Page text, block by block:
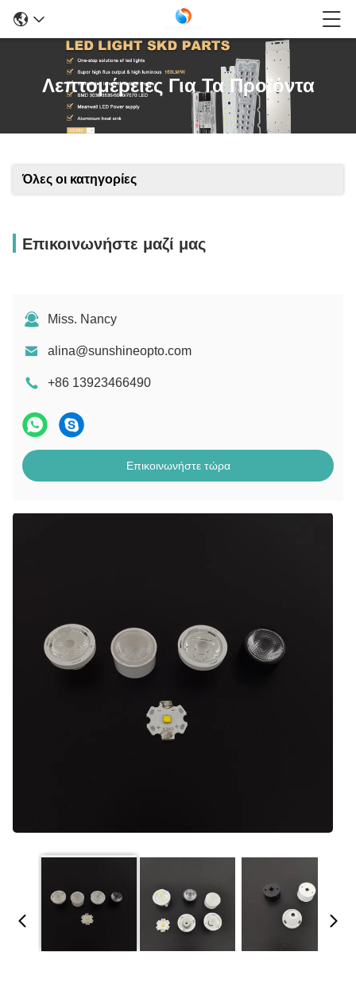
Λεπτομέρειες Για Τα Προϊόντα
Όλες οι κατηγορίες
Επικοινωνήστε μαζί μας
Miss. Nancy
alina@sunshineopto.com
+86 13923466490
Επικοινωνήστε τώρα